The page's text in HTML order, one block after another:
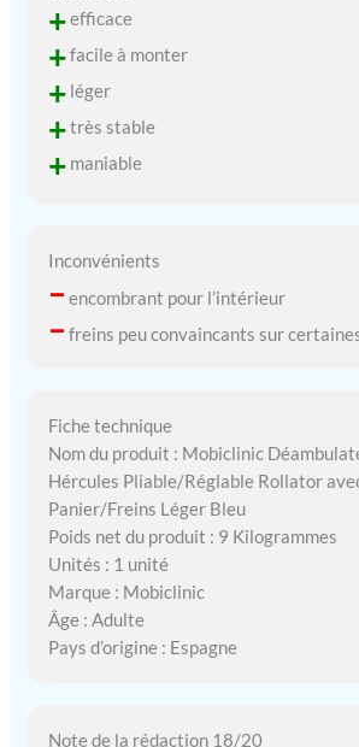
+efficace
+facile à monter
+ léger
+très stable
+ maniable
Inconvénients
– encombrant pour l’intérieur
– freins peu convaincants sur
Fiche technique
Nom du produit : Mobiclinic
Hércules Pliable/Réglable Rollator
Panier/Freins Léger Bleu
Poids net du produit : 9 Kilogrammes
Unités : 1 unité
Marque : Mobiclinic
Âge : Adulte
Pays d’origine : Espagne
Note de la rédaction 18/20